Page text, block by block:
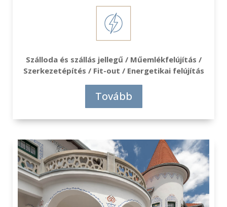
Szálloda és szállás jellegű / Műemlékfelújítás /
Szerkezetépítés / Fit-out / Energetikai felújítás
Tovább